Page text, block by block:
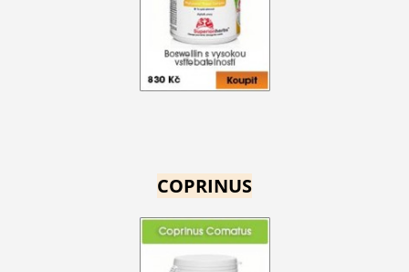
COPRINUS